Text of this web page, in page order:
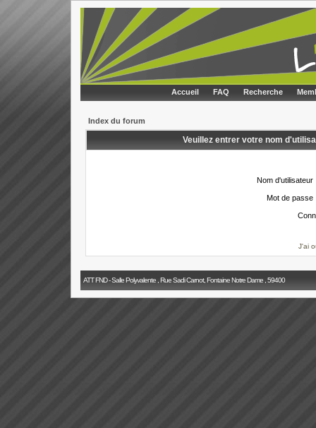
Accueil FAQ Recherche
Index du forum
Veuillez entrer votre nom
Nom d'utilisateur
Mot de passe
J'ai
ATT FND - Salle Polyvalente , Rue Sadi Carnot, Fontaine Notre Dame , 59400